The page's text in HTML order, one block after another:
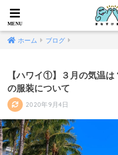
ホーム ブログ
【ハワイ①】３月の気温
の服装について
2020年9月4日